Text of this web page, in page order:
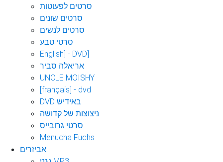
סרטים לפעוטות
סרטים שונים
סרטים לנשים
סרטי טבע
English] - DVD]
אריאלה סביר
UNCLE MOISHY
[français] - dvd
DVD באידיש
ניצוצות של קדושה
סרטי גרובייס
Menucha Fuchs
אביזרים